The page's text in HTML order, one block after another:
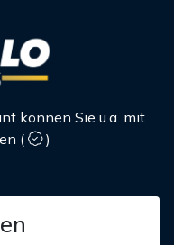
können Sie u.a. mit
(
)